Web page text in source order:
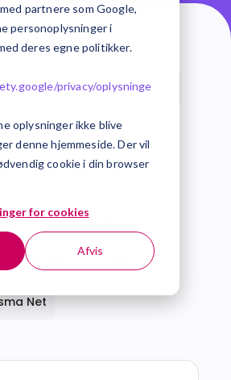
partnere som Google,
personoplysninger i
deres egne politikker.
privacy/oplysninge
oplysninger ikke blive
denne hjemmeside. Der vil
cookie i din browser
for cookies
Afvis
Intelligence CRM
IT-sikkerhed
OneStop Reporting
Qlik Sense QlikCloud
Net